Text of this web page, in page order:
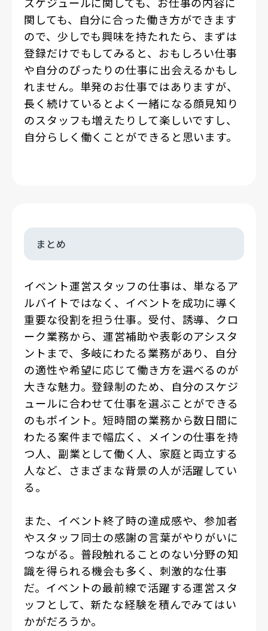
関しても、自分に合った働き方ができます
ので、少しでも興味を持たれたら、まずは
登録だけでもしてみると、おもしろい仕事
や自分のぴったりの仕事に出会えるかもし
れません。単発のお仕事ではありますが、
長く続けているとよく一緒になる顔見知り
のスタッフも増えたりして楽しいですし、
自分らしく働くことができると思います。
まとめ
イベント運営スタッフの仕事は、単なるア
ルバイトではなく、イベントを成功に導く
重要な役割を担う仕事。受付、誘導、クロ
ーク業務から、運営補助や表彰のアシスタ
ントまで、多岐にわたる業務があり、自分
の適性や希望に応じて働き方を選べるのが
大きな魅力。登録制のため、自分のスケジ
ュールに合わせて仕事を選ぶことができる
のもポイント。短時間の業務から数日間に
わたる案件まで幅広く、メインの仕事を持
つ人、副業として働く人、家庭と両立する
人など、さまざまな背景の人が活躍してい
る。
また、イベント終了時の達成感や、参加者
やスタッフ同士の感謝の言葉がやりがいに
つながる。普段触れることのない分野の知
識を得られる機会も多く、刺激的な仕事
だ。イベントの最前線で活躍する運営スタ
ッフとして、新たな経験を積んでみてはい
かがだろうか。